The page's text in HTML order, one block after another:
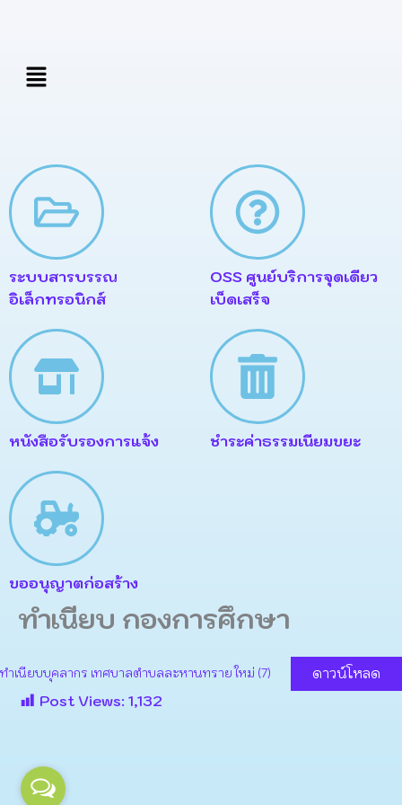
เมนู
ระบบสารบรรณ
อิเล็กทรอนิกส์
OSS ศูนย์บริการจุดเดียว
เบ็ดเสร็จ
หนังสือรับรองการแจ้ง ชำระค่าธรรมเนียมขยะ
ขออนุญาตก่อสร้าง
ทำเนียบ กองการศึกษา
ทำเนียบบุคลากร เทศบาลตำบลละหานทราย ใหม่ (7) ดาวน์โหลด
Post Views: 1,132